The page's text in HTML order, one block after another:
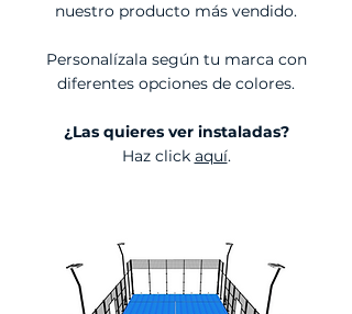
nuestro producto más vendido.
Personalízala según tu marca con
diferentes opciones de colores.
¿Las quieres ver instaladas?
Haz click aquí.